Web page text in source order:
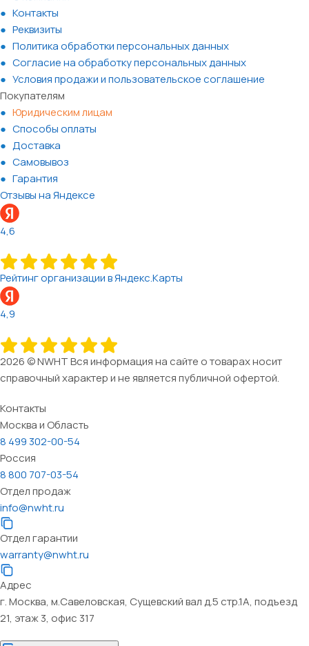
Контакты
Реквизиты
Политика обработки персональных данных
Согласие на обработку персональных данных
Условия продажи и пользовательское соглашение
Покупателям
Юридическим лицам
Способы оплаты
Доставка
Самовывоз
Гарантия
Отзывы на Яндексе
4,6
Рейтинг организации в Яндекс.Карты
4,9
2026 © NWHT Вся информация на сайте о товарах носит
справочный характер и не является публичной офертой.
Контакты
Москва и Область
8 499 302-00-54
Россия
8 800 707-03-54
Отдел продаж
info@nwht.ru
Отдел гарантии
warranty@nwht.ru
Адрес
г. Москва, м.Савеловская, Сущевский вал д.5 стр.1А, подъезд
21, этаж 3, офис 317